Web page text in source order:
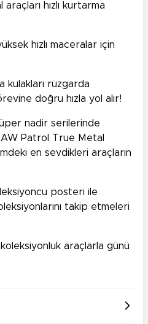
hızlı kurtarma
hızlı maceralar için
kulakları rüzgarda
doğru hızla yol alır!
nadir serilerinde
Patrol True Metal
en sevdikleri araçların
posteri ile
takip etmeleri
araçlarla günü